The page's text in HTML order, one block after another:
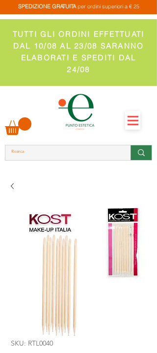
SPEDIZIONE GRATUITAper ordini superiori a € 25
TUTTI GLI ORDINI EFFETTUATI
DAL 10/08 AL 23/08 SARANNO
ELABORATI E SPEDITI DAL
24/08
SKU: RTL0040